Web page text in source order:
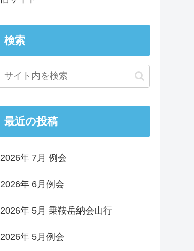
検索
最近の投稿
2026年 7月 例会
2026年 6月例会
2026年 5月 乗鞍岳納会山行
2026年 5月例会